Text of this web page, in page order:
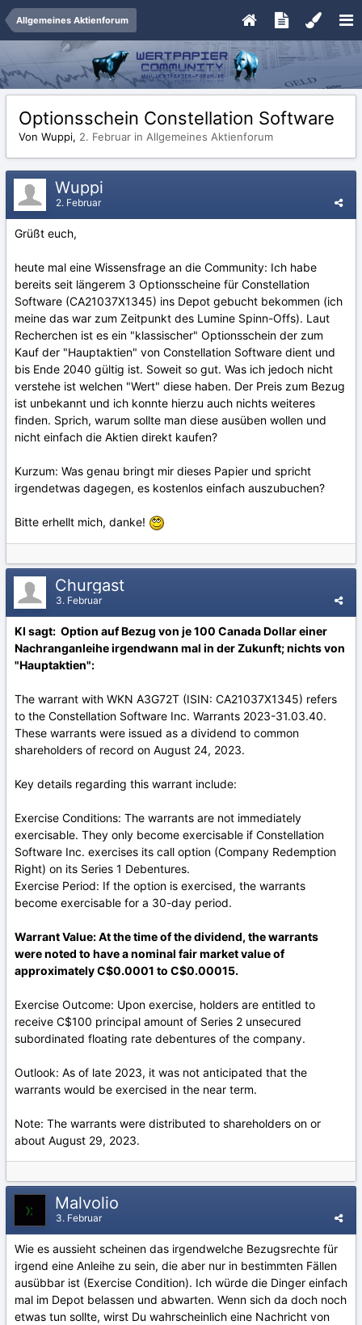
Allgemeines Aktienforum
Optionsschein Constellation Software
Von Wuppi, 2. Februar in Allgemeines Aktienforum
Wuppi
2. Februar
Grüßt euch,
heute mal eine Wissensfrage an die Community: Ich habe
bereits seit längerem 3 Optionsscheine für Constellation
Software (CA21037X1345) ins Depot gebucht bekommen (ich
meine das war zum Zeitpunkt des Lumine Spinn-Offs). Laut
Recherchen ist es ein "klassischer" Optionsschein der zum
Kauf der "Hauptaktien" von Constellation Software dient und
bis Ende 2040 gültig ist. Soweit so gut. Was ich jedoch nicht
verstehe ist welchen "Wert" diese haben. Der Preis zum Bezug
ist unbekannt und ich konnte hierzu auch nichts weiteres
finden. Sprich, warum sollte man diese ausüben wollen und
nicht einfach die Aktien direkt kaufen?
Kurzum: Was genau bringt mir dieses Papier und spricht
irgendetwas dagegen, es kostenlos einfach auszubuchen?
Bitte erhellt mich, danke!
Churgast
3. Februar
KI sagt: Option auf Bezug von je 100 Canada Dollar einer
Nachranganleihe irgendwann mal in der Zukunft; nichts von
"Hauptaktien":
The warrant with WKN A3G72T (ISIN: CA21037X1345) refers
to the Constellation Software Inc. Warrants 2023-31.03.40.
These warrants were issued as a dividend to common
shareholders of record on August 24, 2023.
Key details regarding this warrant include:
Exercise Conditions: The warrants are not immediately
exercisable. They only become exercisable if Constellation
Software Inc. exercises its call option (Company Redemption
Right) on its Series 1 Debentures.
Exercise Period: If the option is exercised, the warrants
become exercisable for a 30-day period.
Warrant Value: At the time of the dividend, the warrants
were noted to have a nominal fair market value of
approximately C$0.0001 to C$0.00015.
Exercise Outcome: Upon exercise, holders are entitled to
receive C$100 principal amount of Series 2 unsecured
subordinated floating rate debentures of the company.
Outlook: As of late 2023, it was not anticipated that the
warrants would be exercised in the near term.
Note: The warrants were distributed to shareholders on or
about August 29, 2023.
Malvolio
3. Februar
Wie es aussieht scheinen das irgendwelche Bezugsrechte für
irgend eine Anleihe zu sein, die aber nur in bestimmten Fällen
ausübbar ist (Exercise Condition). Ich würde die Dinger einfach
mal im Depot belassen und abwarten. Wenn sich da doch noch
etwas tun sollte, wirst Du wahrscheinlich eine Nachricht von